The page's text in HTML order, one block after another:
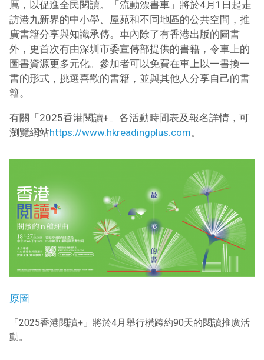
厲，以促進全民閱讀。「流動漂書車」將於4月1日起走
訪港九新界的中小學、屋苑和不同地區的公共空間，推
廣書籍分享與知識承傳。車內除了有香港出版的圖書
外，更首次有由深圳市委宣傳部提供的書籍，令車上的
圖書資源更多元化。參加者可以免費在車上以一書換一
書的形式， 挑選喜歡的書籍，並與其他人分享自己的書
籍。
有關「2025香港閱讀+」各活動時間表及報名詳情，可
瀏覽網站https://www.hkreadingplus.com。
原圖
「2025香港閱讀+」將於4月舉行橫跨約90天的閱讀推廣活
動。